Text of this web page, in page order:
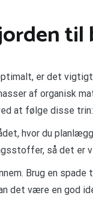
er det
af organisk
at følge disse trin:
hvor du
så det
Brug en
det være en god